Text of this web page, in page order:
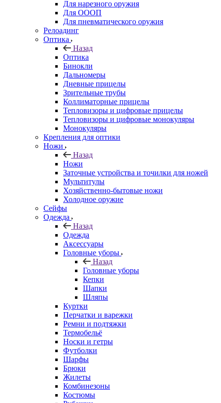
Для нарезного оружия
Для ОООП
Для пневматического оружия
Релоадинг
Оптика
Назад
Оптика
Бинокли
Дальномеры
Дневные прицелы
Зрительные трубы
Коллиматорные прицелы
Тепловизоры и цифровые прицелы
Тепловизоры и цифровые монокуляры
Монокуляры
Крепления для оптики
Ножи
Назад
Ножи
Заточные устройства и точилки для ножей
Мультитулы
Хозяйственно-бытовые ножи
Холодное оружие
Сейфы
Одежда
Назад
Одежда
Аксессуары
Головные уборы
Назад
Головные уборы
Кепки
Шапки
Шляпы
Куртки
Перчатки и варежки
Ремни и подтяжки
Термобельё
Носки и гетры
Футболки
Шарфы
Брюки
Жилеты
Комбинезоны
Костюмы